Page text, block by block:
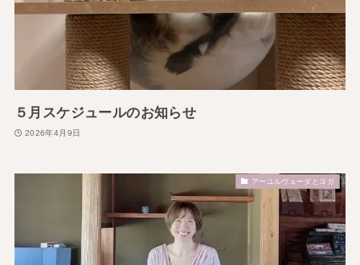
５月スケジュールのお知らせ
2026年4月9日
アーユルヴェーダとヨガ